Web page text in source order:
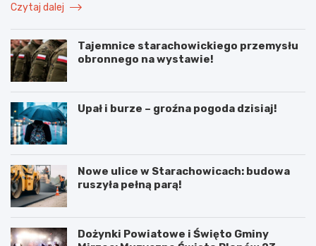
Czytaj dalej
Tajemnice starachowickiego przemysłu
obronnego na wystawie!
Upał i burze – groźna pogoda dzisiaj!
Nowe ulice w Starachowicach: budowa
ruszyła pełną parą!
Dożynki Powiatowe i Święto Gminy